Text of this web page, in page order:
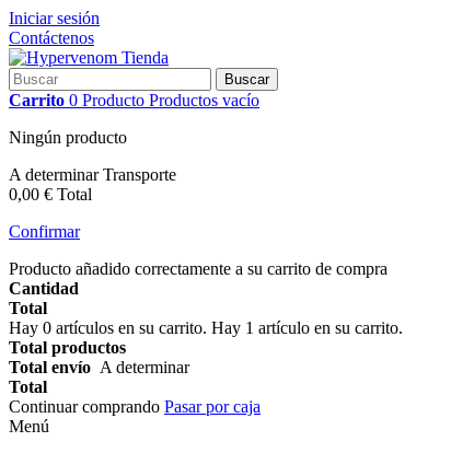
Iniciar sesión
Contáctenos
Buscar
Carrito 0 Producto Productos vacío
Ningún producto
A determinarTransporte
0,00 € Total
Confirmar
Producto añadido correctamente a su carrito de compra
Cantidad
Total
Hay 0 artículos en su carrito. Hay 1 artículo en su carrito.
Total productos
Total envío A determinar
Total
Continuar comprando Pasar por caja
Menú